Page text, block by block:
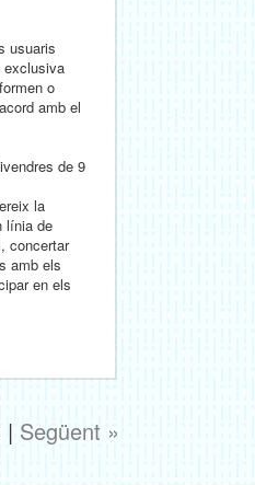
usuaris
exclusiva
o
amb el
de 9
la
línia de
concertar
amb els
en els
| Següent »